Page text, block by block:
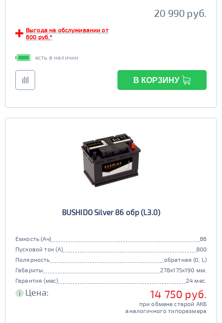
20 990 руб.
Выгода на обслуживании от
600 руб.*
есть в наличии
В КОРЗИНУ
BUSHIDO Silver 86 обр (L3.0)
Емкость (Ач)
86
Пусковой ток (А)
800
Полярность
обратная (0, L)
Габариты
278x175x190 мм.
Гарантия (мес)
24 мес.
i Цена: 14 750 руб.
при обмене старой АКБ
аналогичного типоразмера